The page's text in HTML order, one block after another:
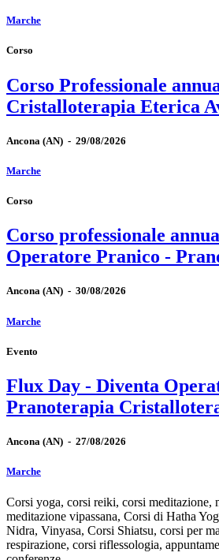
Marche
Corso
Corso Professionale
Cristalloterapia Eterica
Ancona (AN) - 29/08/2026
Marche
Corso
Corso professionale
Operatore Pranico -
Ancona (AN) - 30/08/2026
Marche
Evento
Flux Day - Diventa
Pranoterapia
Ancona (AN) - 27/08/2026
Marche
Corsi yoga, corsi reiki, corsi meditazione,
meditazione vipassana, Corsi di Hatha
Nidra, Vinyasa, Corsi Shiatsu, corsi per
respirazione, corsi riflessologia,